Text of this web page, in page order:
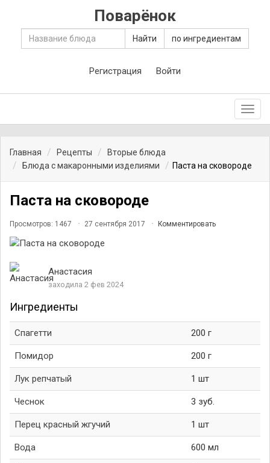
Поварёнок
Найти по ингредиентам
Регистрация Войти
Главная Рецепты
Вторые блюда
Блюда с макаронными изделиями
Паста на сковороде
Паста на сковороде
Просмотров: 1467 27 сентября 2017 Комментировать
Анастасия
заходила 2 фев 2024
Ингредиенты
Спагетти 200 г
Помидор 200 г
Лук репчатый 1 шт
Чеснок 3 зуб.
Перец красный жгучий 1 шт
Вода 600 мл